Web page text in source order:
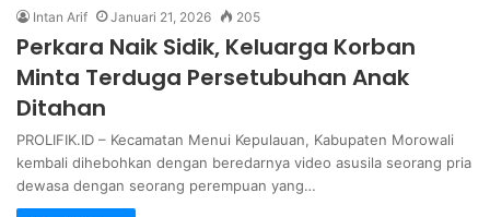
Intan Arif Januari 21, 2026 205
Perkara Naik Sidik, Keluarga Korban
Minta Terduga Persetubuhan Anak
Ditahan
PROLIFIK.ID – Kecamatan Menui Kepulauan, Kabupaten Morowali
kembali dihebohkan dengan beredarnya video asusila seorang pria
dewasa dengan seorang perempuan yang…